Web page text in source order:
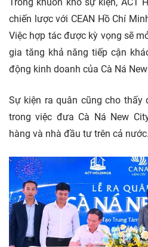
chiến lược với CEAN Hồ Chí
Việc hợp tác được kỳ vọng sẽ
gia tăng khả năng tiếp cận
động kinh doanh của Cà Ná
Sự kiện ra quân cũng cho
trong việc đưa Cà Ná New
hàng và nhà đầu tư trên cả nước.